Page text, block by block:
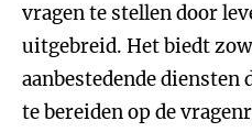
vragen te stellen door
uitgebreid. Het biedt
aanbestedende diensten
te bereiden op de